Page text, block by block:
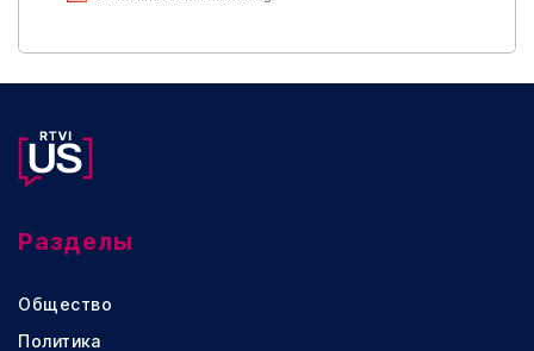
Разделы
Общество
Политика